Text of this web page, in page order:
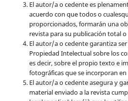
El autor/a o cedente es
acuerdo con que todos o
proporcionados, formarán una
revista para su publicación total o
El autor/a o cedente garantiza
Propiedad Intelectual sobre los
es decir, sobre el propio texto e
fotográficas que se incorporan
El autor/a o cedente asegura y
material enviado a la revista